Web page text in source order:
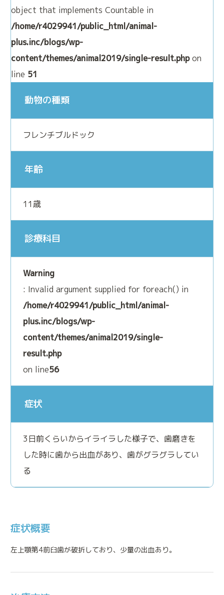
アニマルプラスの特別なメディカルケア
アニマルドック
免疫細胞療法
object that implements Countable in
/home/r4029941/public_html/animal-
plus.inc/blogs/wp-
content/themes/animal2019/single-result.phpon
line 51
動物の種類
フレンチブルドック
年齢
11歳
診療科目
Warning
: Invalid argument supplied for foreach() in
/home/r4029941/public_html/animal-
plus.inc/blogs/wp-
content/themes/animal2019/single-
result.php
on line56
症状
3日前くらいからイライラした様子で、歯磨きを
した時に歯から出血があり、歯がグラグラしてい
る
症状概要
左上顎第4前臼歯が破折しており、少量の出血あり。